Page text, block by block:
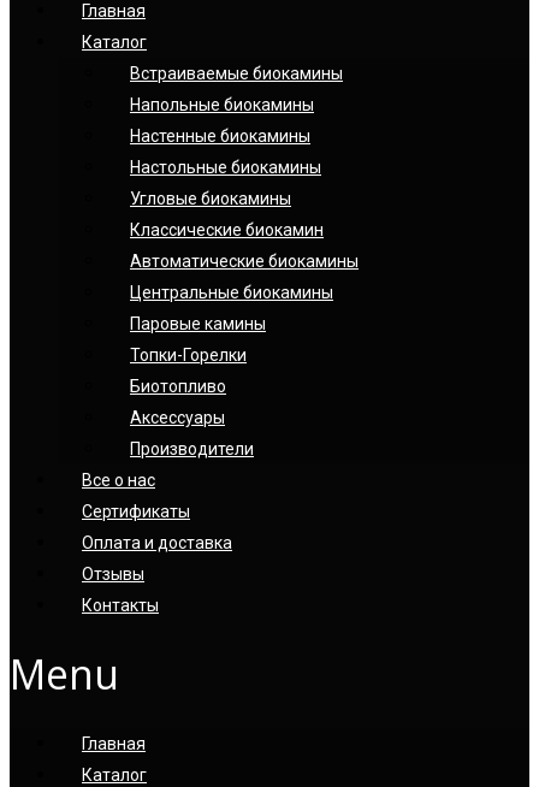
Главная
Каталог
Встраиваемые биокамины
Напольные биокамины
Настенные биокамины
Настoльные биокамины
Угловые биокамины
Классические биокамин
Автоматические биокамины
Центральные биокамины
Паровые камины
Топки-Горелки
Биотопливо
Аксессуары
Производители
Все о нас
Сертификаты
Оплата и доставка
Отзывы
Контакты
Menu
Главная
Каталог